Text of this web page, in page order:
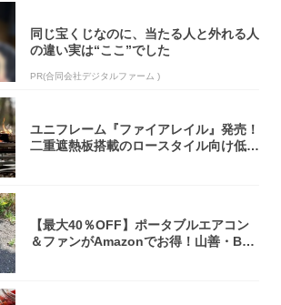
同じ宝くじなのに、当たる人と外れる人
の違い実は“ここ”でした
PR(合同会社デジタルファーム )
ユニフレーム『ファイアレイル』発売！
二重遮熱板搭載のロースタイル向け低型
【最大40％OFF】ポータブルエアコン
＆ファンがAmazonでお得！山善・Bo